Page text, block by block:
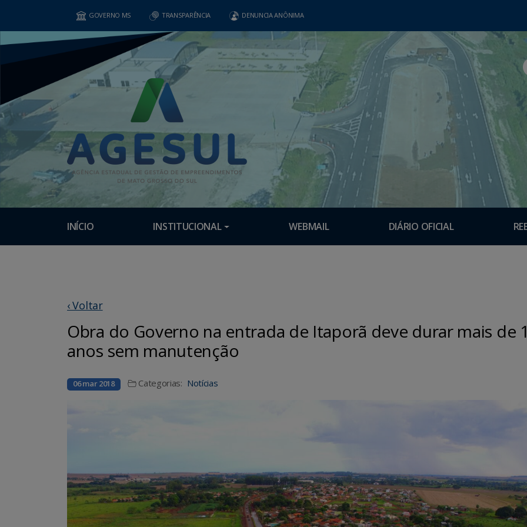
GOVERNO MS TRANSPARÊNCIA DENUNCIA ANÔNIMA
INÍCIO INSTITUCIONAL WEBMAIL DIÁRIO OFICIAL
‹ Voltar
Obra do Governo na entrada de Itaporã deve durar mais de
anos sem manutenção
06 mar 2018 Categorias: Notícias